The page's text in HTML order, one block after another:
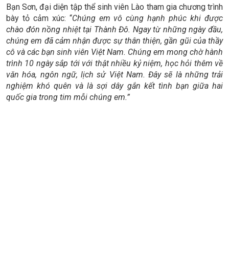
Bạn Sơn, đại diện tập thể sinh viên Lào tham gia chương trình
bày tỏ cảm xúc: “Chúng em vô cùng hạnh phúc khi được
chào đón nồng nhiệt tại Thành Đô. Ngay từ những ngày đầu,
chúng em đã cảm nhận được sự thân thiện, gần gũi của thầy
cô và các bạn sinh viên Việt Nam. Chúng em mong chờ hành
trình 10 ngày sắp tới với thật nhiều kỷ niệm, học hỏi thêm về
văn hóa, ngôn ngữ, lịch sử Việt Nam. Đây sẽ là những trải
nghiệm khó quên và là sợi dây gắn kết tình bạn giữa hai
quốc gia trong tim mỗi chúng em.”